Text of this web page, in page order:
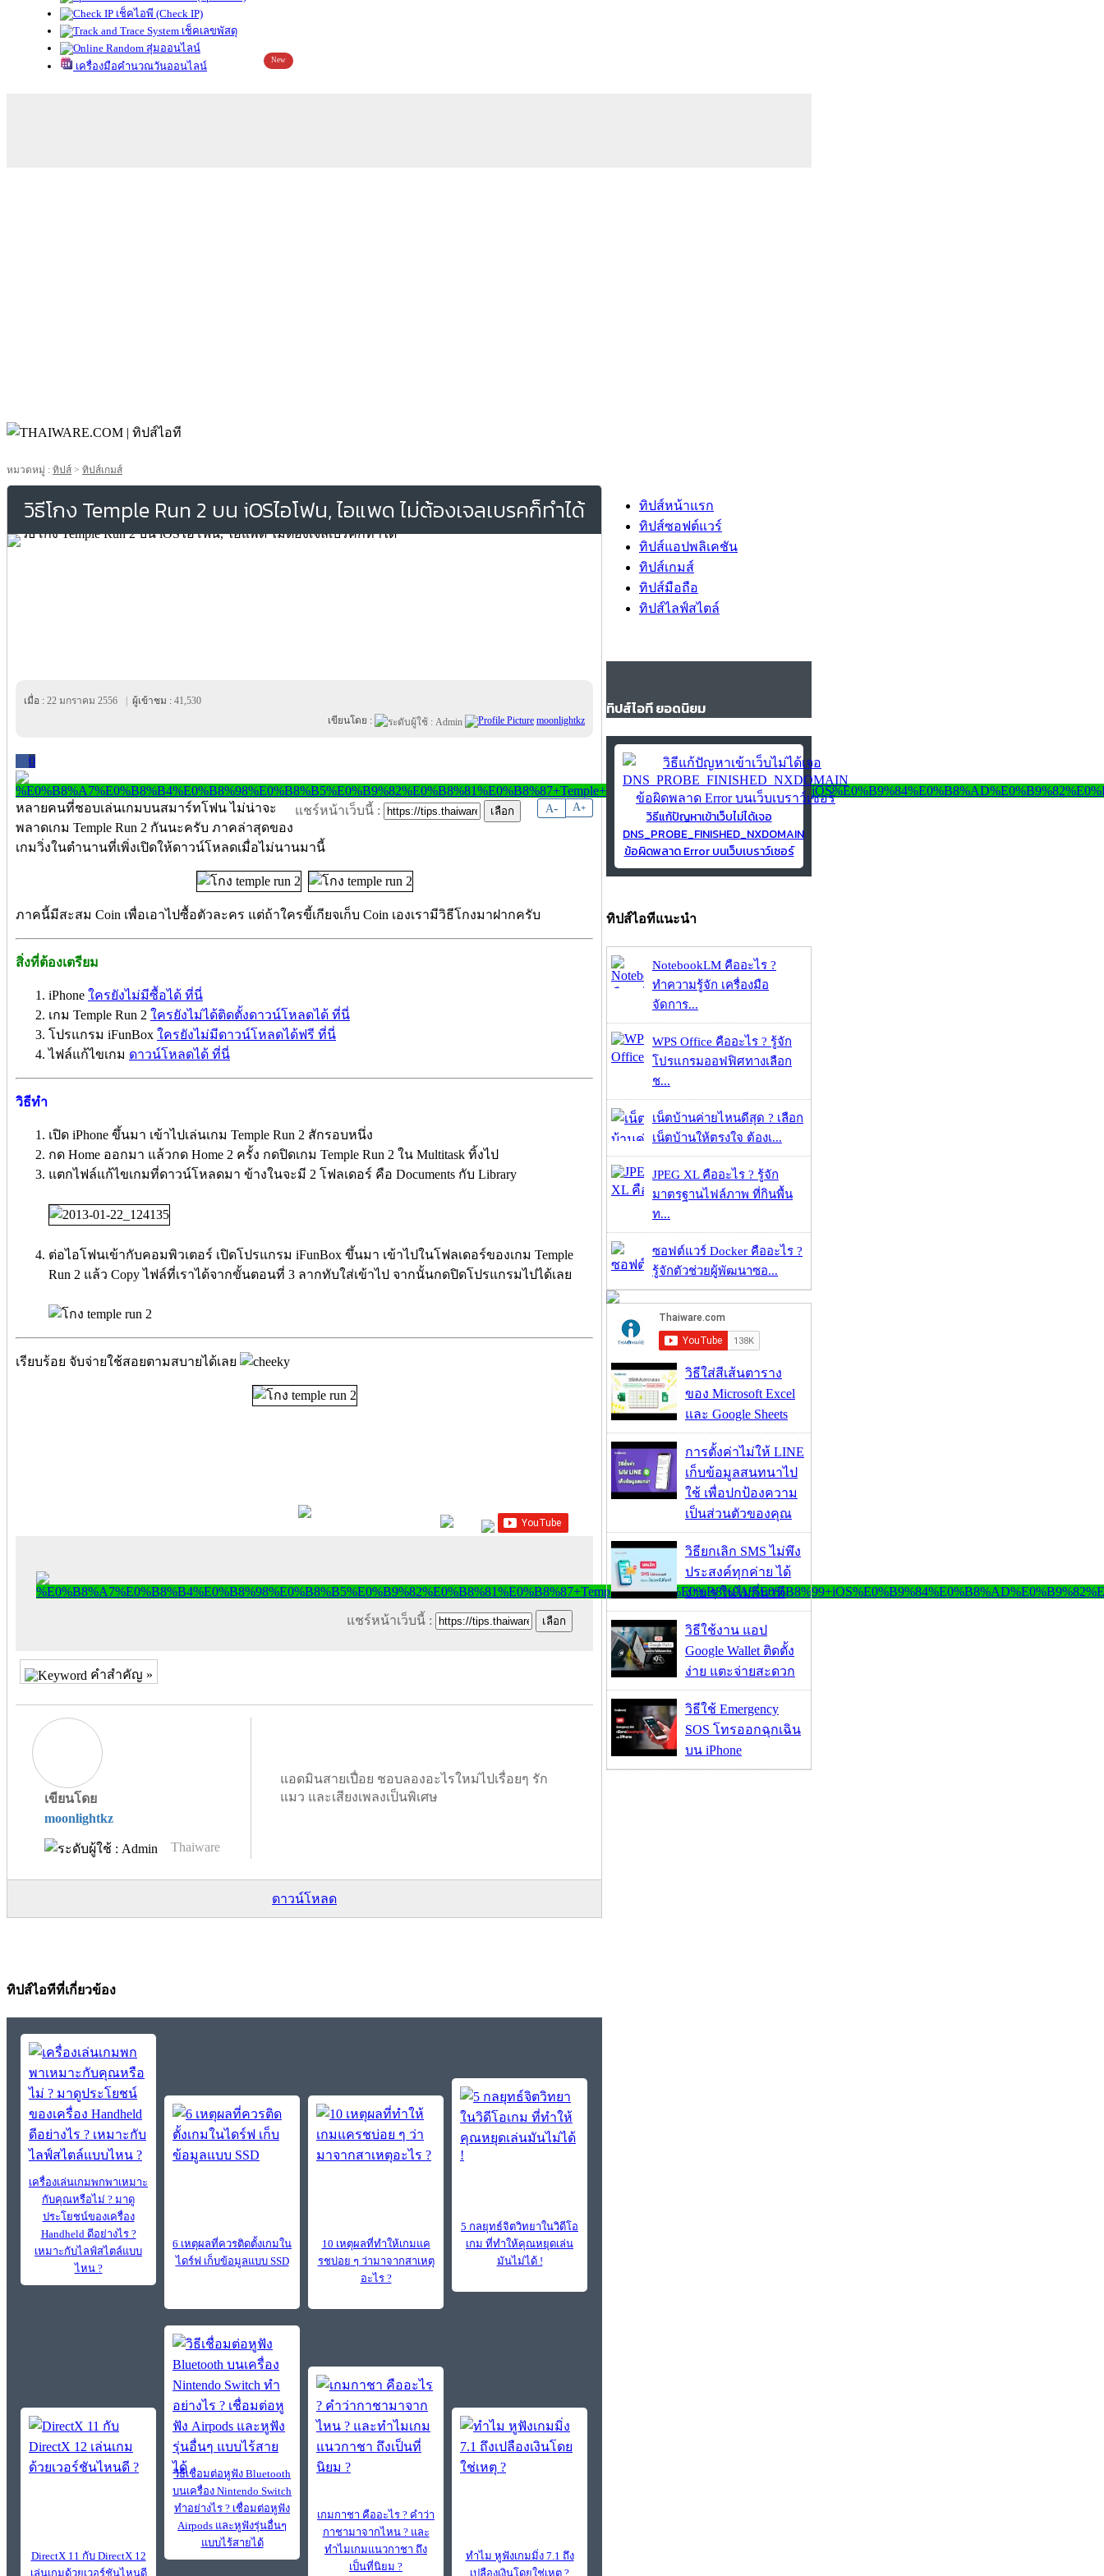
เช็คไอพี (Check IP)
เช็คเลขพัสดุ
สุ่มออนไลน์
เครื่องมือคำนวณวันออนไลน์
New
หมวดหมู่ : ทิปส์ > ทิปส์เกมส์
วิธีโกง Temple Run 2 บน iOSไอโฟน, ไอแพด ไม่ต้องเจลเบรคก็ทำได้
เมื่อ : 22 มกราคม 2556 ผู้เข้าชม : 41,530
เขียนโดย :
moonlightkz
0
A- A+
แชร์หน้าเว็บนี้ :
หลายคนที่ชอบเล่นเกมบนสมาร์ทโฟน ไม่น่าจะ
พลาดเกม Temple Run 2 กันนะครับ ภาคล่าสุดของ
เกมวิ่งในตำนานที่เพิ่งเปิดให้ดาวน์โหลดเมื่อไม่นานมานี้
ภาคนี้มีสะสม Coin เพื่อเอาไปซื้อตัวละคร แต่ถ้าใครขี้เกียจเก็บ Coin เองเรามีวิธีโกงมาฝากครับ
สิ่งที่ต้องเตรียม
iPhone ใครยังไม่มีซื้อได้ ที่นี่
เกม Temple Run 2 ใครยังไม่ได้ติดตั้งดาวน์โหลดได้ ที่นี่
โปรแกรม iFunBox ใครยังไม่มีดาวน์โหลดได้ฟรี ที่นี่
ไฟล์แก้ไขเกม ดาวน์โหลดได้ ที่นี่
วิธีทำ
เปิด iPhone ขึ้นมา เข้าไปเล่นเกม Temple Run 2 สักรอบหนึ่ง
กด Home ออกมา แล้วกด Home 2 ครั้ง กดปิดเกม Temple Run 2 ใน Multitask ทิ้งไป
แตกไฟล์แก้ไขเกมที่ดาวน์โหลดมา ข้างในจะมี 2 โฟลเดอร์ คือ Documents กับ Library
ต่อไอโฟนเข้ากับคอมพิวเตอร์ เปิดโปรแกรม iFunBox ขึ้นมา เข้าไปในโฟลเดอร์ของเกม Temple
Run 2 แล้ว Copy ไฟล์ที่เราได้จากขั้นตอนที่ 3 ลากทับใส่เข้าไป จากนั้นกดปิดโปรแกรมไปได้เลย
เรียบร้อย จับจ่ายใช้สอยตามสบายได้เลย
แชร์หน้าเว็บนี้ :
คำสำคัญ »
เขียนโดย
moonlightkz
Thaiware
แอดมินสายเปื่อย ชอบลองอะไรใหม่ไปเรื่อยๆ รัก
แมว และเสียงเพลงเป็นพิเศษ
ดาวน์โหลด
ทิปส์ไอทีที่เกี่ยวข้อง
เครื่องเล่นเกมพกพาเหมาะ
กับคุณหรือไม่ ? มาดู
ประโยชน์ของเครื่อง
Handheld ดีอย่างไร ?
เหมาะกับไลฟ์สไตล์แบบ
ไหน ?
6 เหตุผลที่ควรติดตั้งเกมใน
ไดร์ฟ เก็บข้อมูลแบบ SSD
10 เหตุผลที่ทำให้เกมแค
รชบ่อย ๆ ว่ามาจากสาเหตุ
อะไร ?
5 กลยุทธ์จิตวิทยาในวิดีโอ
เกม ที่ทำให้คุณหยุดเล่น
มันไม่ได้ !
DirectX 11 กับ DirectX 12
เล่นเกมด้วยเวอร์ชันไหนดี
วิธีเชื่อมต่อหูฟัง Bluetooth
บนเครื่อง Nintendo Switch
ทำอย่างไร ? เชื่อมต่อหูฟัง
Airpods และหูฟังรุ่นอื่นๆ
แบบไร้สายได้
เกมกาชา คืออะไร ? คำว่า
กาชามาจากไหน ? และ
ทำไมเกมแนวกาชา ถึง
เป็นที่นิยม ?
ทำไม หูฟังเกมมิ่ง 7.1 ถึง
เปลืองเงินโดยใช่เหตุ ?
ทิปส์หน้าแรก
ทิปส์ซอฟต์แวร์
ทิปส์แอปพลิเคชัน
ทิปส์เกมส์
ทิปส์มือถือ
ทิปส์ไลฟ์สไตล์
ทิปส์ไอที ยอดนิยม
วิธีแก้ปัญหาเข้าเว็บไม่ได้เจอ
DNS_PROBE_FINISHED_NXDOMAIN
ข้อผิดพลาด Error บนเว็บเบราว์เซอร์
ทิปส์ไอทีแนะนำ
NotebookLM คืออะไร ?
ทำความรู้จัก เครื่องมือ
จัดการ...
WPS Office คืออะไร ? รู้จัก
โปรแกรมออฟฟิศทางเลือก
ช...
เน็ตบ้านค่ายไหนดีสุด ? เลือก
เน็ตบ้านให้ตรงใจ ต้องเ...
JPEG XL คืออะไร ? รู้จัก
มาตรฐานไฟล์ภาพ ที่กินพื้น
ท...
ซอฟต์แวร์ Docker คืออะไร ?
รู้จักตัวช่วยผู้พัฒนาซอ...
วิธีใส่สีเส้นตาราง
ของ Microsoft Excel
และ Google Sheets
การตั้งค่าไม่ให้ LINE
เก็บข้อมูลสนทนาไป
ใช้ เพื่อปกป้องความ
เป็นส่วนตัวของคุณ
วิธียกเลิก SMS ไม่พึง
ประสงค์ทุกค่าย ได้
ง่าย ๆ ในไม่กี่นาที
วิธีใช้งาน แอป
Google Wallet ติดตั้ง
ง่าย แตะจ่ายสะดวก
วิธีใช้ Emergency
SOS โทรออกฉุกเฉิน
บน iPhone